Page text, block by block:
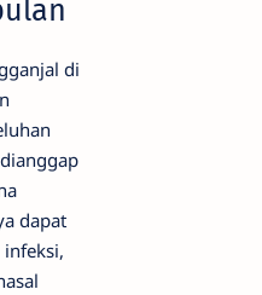
di
dapat
infeksi,